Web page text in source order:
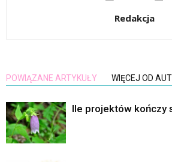
Redakcja
POWIĄZANE ARTYKUŁY WIĘCEJ OD
Ile projektów kończy